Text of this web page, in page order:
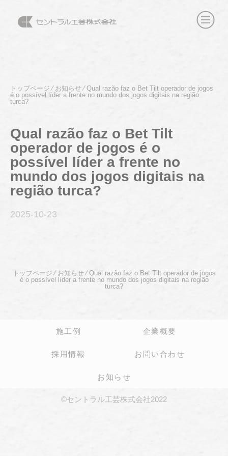
トップページ⁄ お知らせ⁄Qual razão faz o Bet Tilt operador de jogos
é o possível líder a frente no mundo dos jogos digitais na região
turca?
Qual razão faz o Bet Tilt
operador de jogos é o
possível líder a frente no
mundo dos jogos digitais na
região turca?
2025-10-23
トップページ ⁄ お知らせ⁄Qual razão faz o Bet Tilt operador de jogos
é o possível líder a frente no mundo dos jogos digitais na região
turca?
施工例 企業概要
採用情報 お問い合わせ
お知らせ
©セントラル工芸株式会社2022